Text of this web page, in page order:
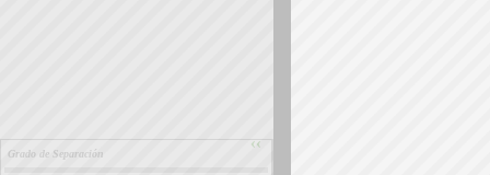
Grado de Separación ››